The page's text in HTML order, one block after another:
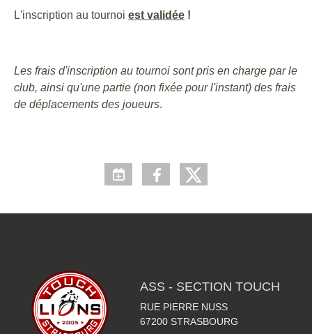
L'inscription au tournoi est validée !
Les frais d'inscription au tournoi sont pris en charge par le
club, ainsi qu'une partie (non fixée pour l'instant) des frais
de déplacements des joueurs.
ASS - SECTION TOUCH
RUE PIERRE NUSS
67200 STRASBOURG